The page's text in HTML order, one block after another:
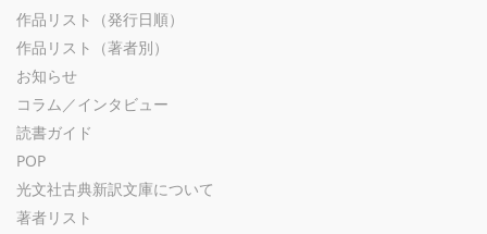
作品リスト（発行日順）
作品リスト（著者別）
お知らせ
コラム／インタビュー
読書ガイド
POP
光文社古典新訳文庫について
著者リスト